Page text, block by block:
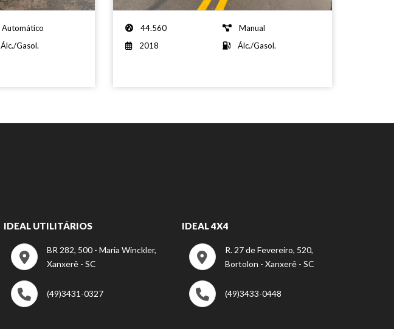
Automático
Álc./Gasol.
44.560
Manual
2018
Álc./Gasol.
IDEAL UTILITÁRIOS
BR 282, 500 - Maria Winckler,
Xanxerê - SC
(49)3431-0327
IDEAL 4X4
R. 27 de Fevereiro, 520,
Bortolon - Xanxerê - SC
(49)3433-0448